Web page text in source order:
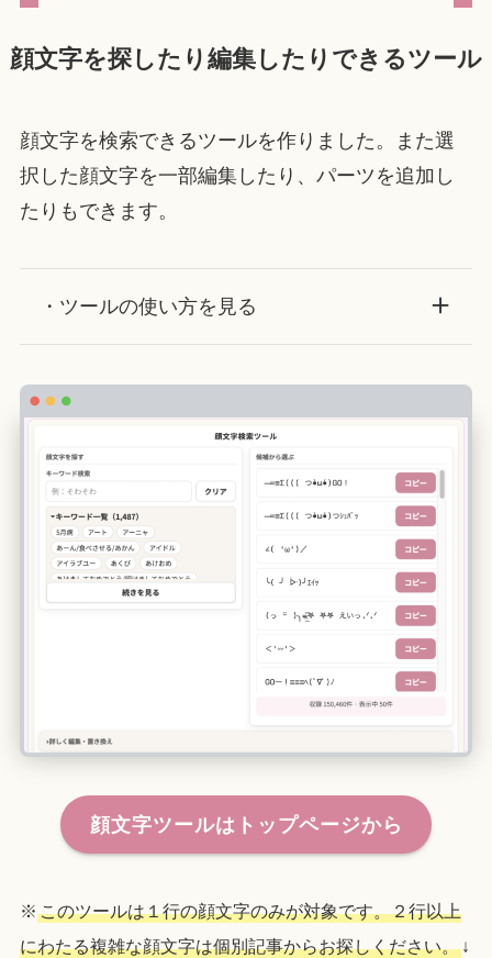
顔文字を探したり編集したりできるツール
顔文字を検索できるツールを作りました。また選
択した顔文字を一部編集したり、パーツを追加し
たりもできます。
・ツールの使い方を見る
顔文字ツールはトップページから
※ このツールは１行の顔文字のみが対象です。２行以上
にわたる複雑な顔文字は個別記事からお探しください。↓